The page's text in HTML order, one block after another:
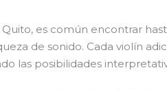
es común encontrar
de sonido. Cada violín
las posibilidades